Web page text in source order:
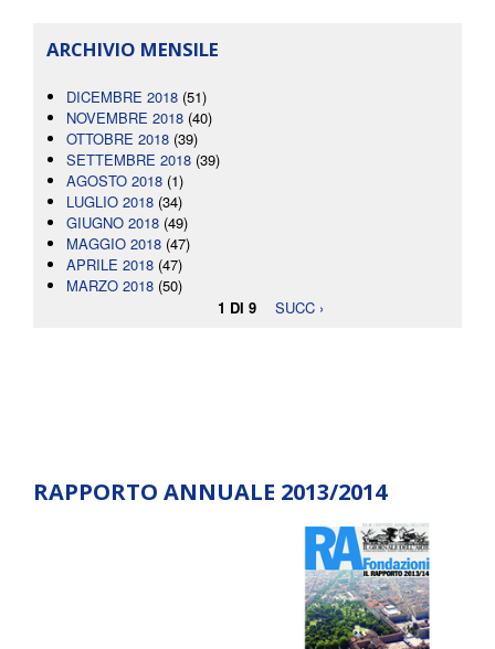
ARCHIVIO MENSILE
DICEMBRE 2018 (51)
NOVEMBRE 2018 (40)
OTTOBRE 2018 (39)
SETTEMBRE 2018 (39)
AGOSTO 2018 (1)
LUGLIO 2018 (34)
GIUGNO 2018 (49)
MAGGIO 2018 (47)
APRILE 2018 (47)
MARZO 2018 (50)
1 DI 9
SUCC ›
RAPPORTO ANNUALE 2013/2014